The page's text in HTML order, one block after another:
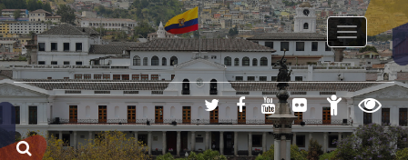
Toggle